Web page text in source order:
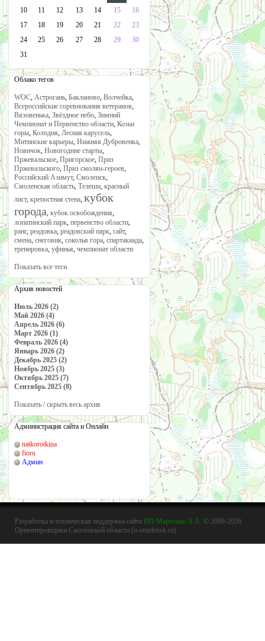
10
11 12 13 14 15
16
17
18 19 20 21 22
23
24
25 26 27 28 29
30
31
Облако тегов
WOC, Астрогань, Бакланово, Волчейка,
Всероссийские соревнования ветеранов,
Вязовенька, Звёздное небо, Зимний
Чемпионат и Первенство области, Козьи
горы, Колодня, Лесная карусель,
Митинские карьеры, Нижняя Дубровенка,
Новичок, Новогодние старты,
Пржевальское, Пригорское, Приз
Пржевальского, Приз смолян-героев,
Российский Азимут, Смоленск,
Смоленская область, Телеши, красный
лист, крепостная стена, кубок
города, кубок освобождения,
лопатинский парк, первенство области,
ранг, реадовка, реадовский парк, сайт,
смена, снеговик, соколья гора, спартакиада,
тренировка, уфинья, чемпионат области
Показать все теги
Архив новостей
Июль 2026 (2)
Май 2026 (4)
Апрель 2026 (6)
Март 2026 (1)
Февраль 2026 (4)
Январь 2026 (2)
Декабрь 2025 (2)
Ноябрь 2025 (3)
Октябрь 2025 (7)
Сентябрь 2025 (8)
Показать / скрыть весь архив
Администрация сайта и Онлайн
natkorotkina
fioru
Админ
Разработка и техническая поддержка сайта ИП Марченко А.А. © 2009-2026
Ориентировщики Смоленской области (o-smolensk.ru)